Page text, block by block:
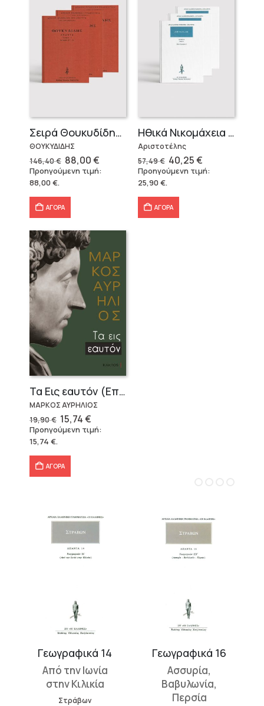
Σειρά Θουκυδίδης – Δεμένο (4 τόμοι)
ΘΟΥΚΥΔΙΔΗΣ
146,40€ Original
price
was:
88,00€Η
τρέχουσα
τιμή
Προηγούμενη τιμή:
88,00€.
ΑΓΟΡΑ
Ηθικά Νικομάχεια (3 τόμοι)
Αριστοτέλης
57,49€ Original
price
was:
40,25€Η
τρέχουσα
τιμή
Προηγούμενη τιμή:
25,90€.
ΑΓΟΡΑ
Τα Εις εαυτόν (Επίτομο) – Μάρκος Αυρήλιος
ΜΑΡΚΟΣ ΑΥΡΗΛΙΟΣ
19,90€ Original
price
was:
15,74€Η
τρέχουσα
τιμή
Προηγούμενη τιμή:
15,74 €.
ΑΓΟΡΑ
Γεωγραφικά 14
Από την Ιωνία
στην Κιλικία
Στράβων
Γεωγραφικά 16
Ασσυρία,
Βαβυλωνία,
Περσία